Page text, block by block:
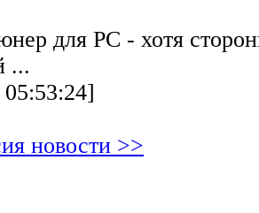
для РС - хотя
...
новости >>